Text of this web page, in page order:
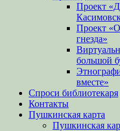
Проект
Проект
гнезда»
большой
вместе»
Спроси библиотекаря
Контакты
Пушкинская карта
Пушкинская